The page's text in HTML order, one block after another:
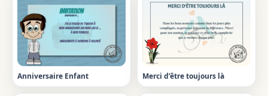
Anniversaire Enfant Merci d’être toujours là